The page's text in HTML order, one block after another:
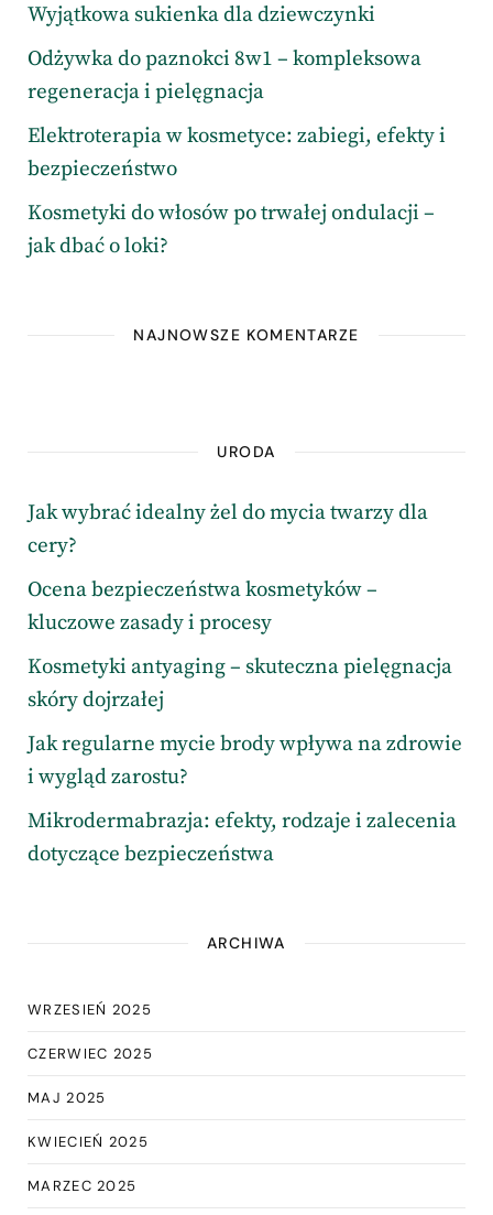
Wyjątkowa sukienka dla dziewczynki
Odżywka do paznokci 8w1 – kompleksowa
regeneracja i pielęgnacja
Elektroterapia w kosmetyce: zabiegi, efekty i
bezpieczeństwo
Kosmetyki do włosów po trwałej ondulacji –
jak dbać o loki?
NAJNOWSZE KOMENTARZE
URODA
Jak wybrać idealny żel do mycia twarzy dla
cery?
Ocena bezpieczeństwa kosmetyków –
kluczowe zasady i procesy
Kosmetyki antyaging – skuteczna pielęgnacja
skóry dojrzałej
Jak regularne mycie brody wpływa na zdrowie
i wygląd zarostu?
Mikrodermabrazja: efekty, rodzaje i zalecenia
dotyczące bezpieczeństwa
ARCHIWA
WRZESIEŃ 2025
CZERWIEC 2025
MAJ 2025
KWIECIEŃ 2025
MARZEC 2025